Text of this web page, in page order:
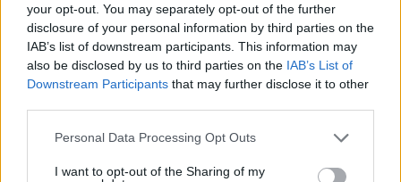
your opt-out. You may separately opt-out of the further
disclosure of your personal information by third parties on the
IAB’s list of downstream participants. This information may
also be disclosed by us to third parties on the IAB’s List of
Downstream Participants that may further disclose it to other
Please note that this website/app uses one or more Google
not limited to your visit or usage behaviour. You may click to
Personal Data Processing Opt Outs
I want to opt-out of the Sharing of my
Πωλήθηκε πασίγνωστο πορτρέτο της Μέριλιν Μονρό του